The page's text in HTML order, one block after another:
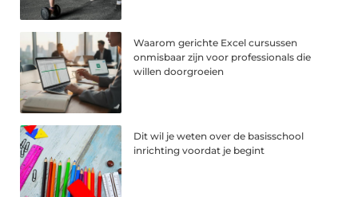
Waarom gerichte Excel cursussen
onmisbaar zijn voor professionals die
willen doorgroeien
Dit wil je weten over de basisschool
inrichting voordat je begint